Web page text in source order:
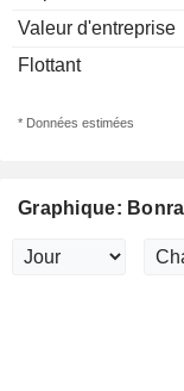
Valeur d'entreprise
Flottant
* Données estimées
Graphique: